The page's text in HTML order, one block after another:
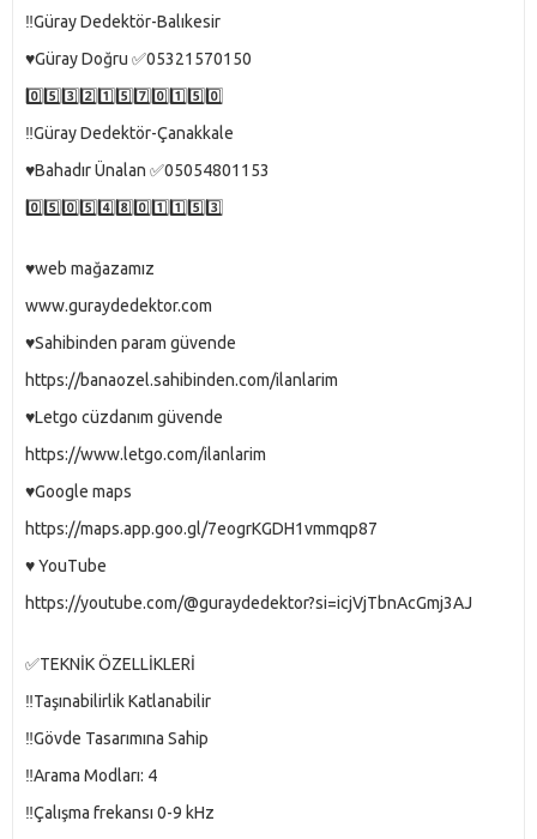
‼️Güray Dedektör-Balıkesir
♥️Güray Doğru ✅05321570150
0️⃣5️⃣3️⃣2️⃣1️⃣5️⃣7️⃣0️⃣1️⃣5️⃣0️⃣
‼️Güray Dedektör-Çanakkale
♥️Bahadır Ünalan ✅05054801153
0️⃣5️⃣0️⃣5️⃣4️⃣8️⃣0️⃣1️⃣1️⃣5️⃣3️⃣
♥️web mağazamız
www.guraydedektor.com
♥️Sahibinden param güvende
https://banaozel.sahibinden.com/ilanlarim
♥️Letgo cüzdanım güvende
https://www.letgo.com/ilanlarim
♥️Google maps
https://maps.app.goo.gl/7eogrKGDH1vmmqp87
♥️ YouTube
https://youtube.com/@guraydedektor?si=icjVjTbnAcGmj3AJ
✅TEKNİK ÖZELLİKLERİ
‼️Taşınabilirlik Katlanabilir
‼️Gövde Tasarımına Sahip
‼️Arama Modları: 4
‼️Çalışma frekansı 0-9 kHz